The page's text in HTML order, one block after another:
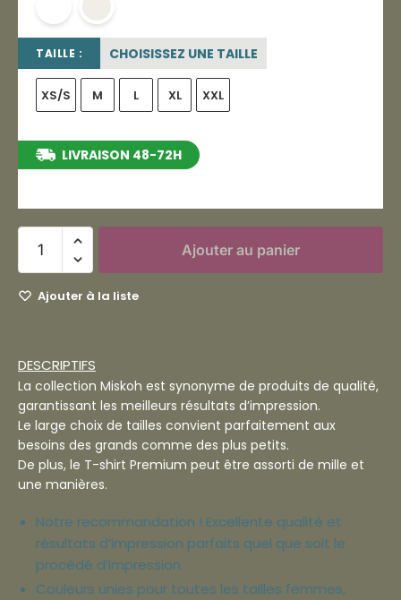
TAILLE : CHOISISSEZ UNE TAILLE
XS/S M L XL XXL
LIVRAISON 48-72H
Ajouter au panier
Ajouter à la liste
DESCRIPTIFS
La collection Miskoh est synonyme de produits de qualité,
garantissant les meilleurs résultats d’impression.
Le large choix de tailles convient parfaitement aux
besoins des grands comme des plus petits.
De plus, le T-shirt Premium peut être assorti de mille et
une manières.
Notre recommandation ! Excellente qualité et
résultats d’impression parfaits quel que soit le
procédé d’impression
Couleurs unies pour toutes les tailles femmes,